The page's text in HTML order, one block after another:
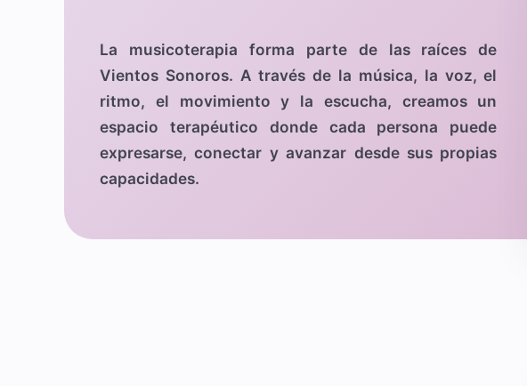
La musicoterapia forma parte de las raíces de
Vientos Sonoros. A través de la música, la voz, el
ritmo, el movimiento y la escucha, creamos un
espacio terapéutico donde cada persona puede
expresarse, conectar y avanzar desde sus propias
capacidades.